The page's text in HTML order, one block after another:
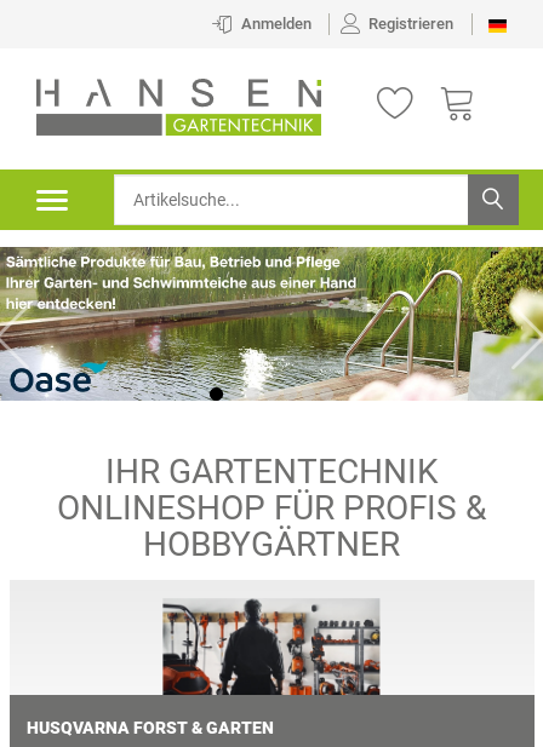
Anmelden Registrieren
IHR GARTENTECHNIK
ONLINESHOP FÜR PROFIS &
HOBBYGÄRTNER
HUSQVARNA FORST & GARTEN